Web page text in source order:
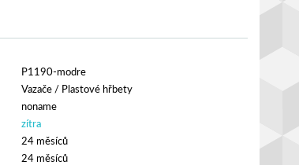
P1190-modre
Vazače/ Plastové hřbety
noname
zítra
24 měsíců
24 měsíců